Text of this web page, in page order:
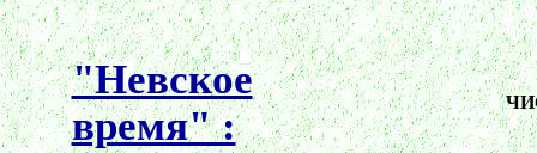
"Невское
время" :